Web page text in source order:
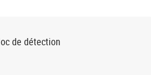
de détection